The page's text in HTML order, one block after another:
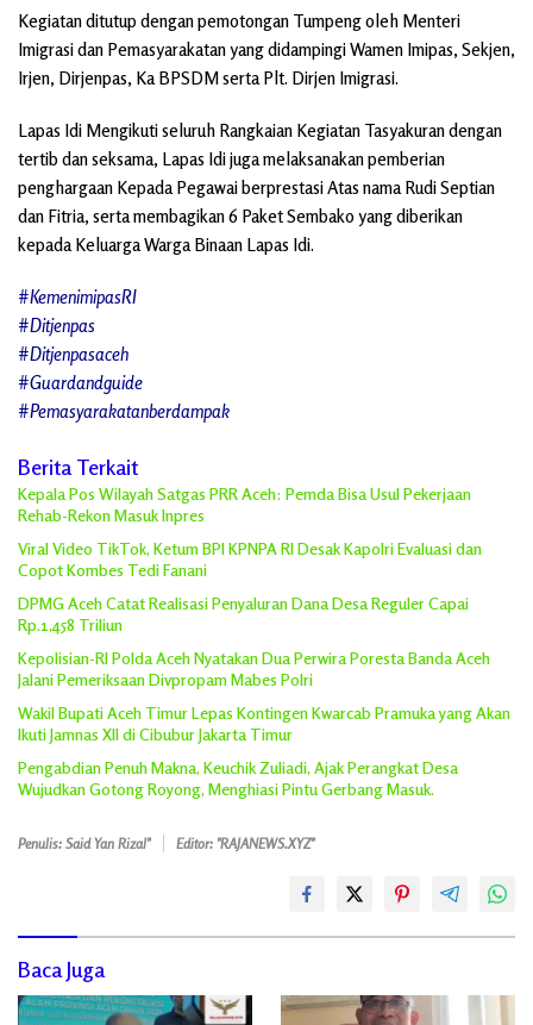
Kegiatan ditutup dengan pemotongan Tumpeng oleh Menteri
Imigrasi dan Pemasyarakatan yang didampingi Wamen Imipas, Sekjen,
Irjen, Dirjenpas, Ka BPSDM serta Plt. Dirjen Imigrasi.
Lapas Idi Mengikuti seluruh Rangkaian Kegiatan Tasyakuran dengan
tertib dan seksama, Lapas Idi juga melaksanakan pemberian
penghargaan Kepada Pegawai berprestasi Atas nama Rudi Septian
dan Fitria, serta membagikan 6 Paket Sembako yang diberikan
kepada Keluarga Warga Binaan Lapas Idi.
#KemenimipasRI
#Ditjenpas
#Ditjenpasaceh
#Guardandguide
#Pemasyarakatanberdampak
Berita Terkait
Kepala Pos Wilayah Satgas PRR Aceh: Pemda Bisa Usul Pekerjaan
Rehab-Rekon Masuk Inpres
Viral Video TikTok, Ketum BPI KPNPA RI Desak Kapolri Evaluasi dan
Copot Kombes Tedi Fanani
DPMG Aceh Catat Realisasi Penyaluran Dana Desa Reguler Capai
Rp.1,458 Triliun
Kepolisian-RI Polda Aceh Nyatakan Dua Perwira Poresta Banda Aceh
Jalani Pemeriksaan Divpropam Mabes Polri
Wakil Bupati Aceh Timur Lepas Kontingen Kwarcab Pramuka yang Akan
Ikuti Jamnas XII di Cibubur Jakarta Timur
Pengabdian Penuh Makna, Keuchik Zuliadi, Ajak Perangkat Desa
Wujudkan Gotong Royong, Menghiasi Pintu Gerbang Masuk.
Penulis: Said Yan Rizal" Editor: "RAJANEWS.XYZ"
Baca Juga